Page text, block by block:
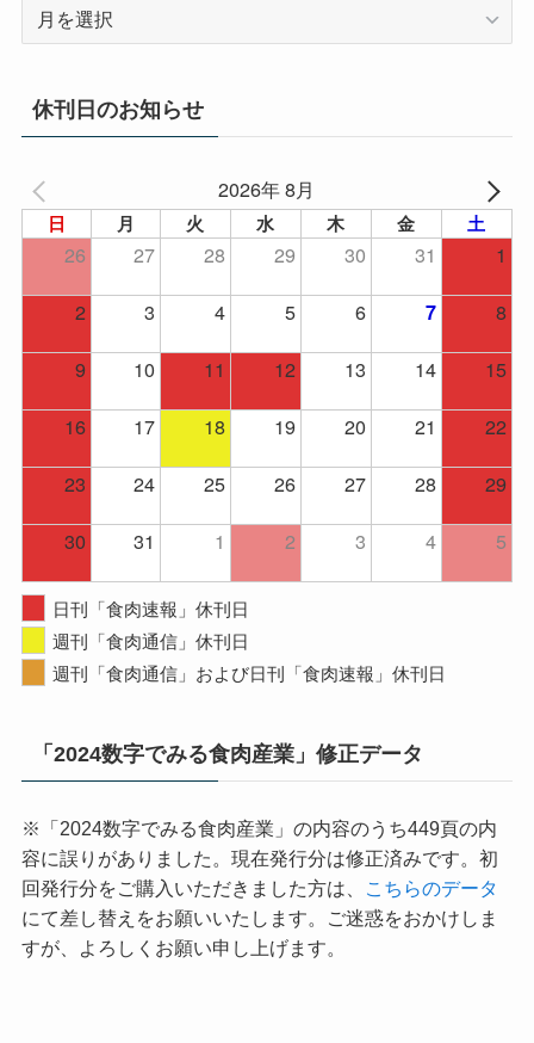
イ
ブ
休刊日のお知らせ
2026年 8月
日 月 火 水 木 金 土
26 27 28 29 30 31
1
2
3 4 5 6 7
8
9
10 11 12 13 14
15
16
17 18 19 20 21
22
23
24 25 26 27 28
29
30
31 1 2 3 4 5
日刊「食肉速報」休刊日
週刊「食肉通信」休刊日
週刊「食肉通信」および日刊「食肉速報」休刊日
「2024数字でみる食肉産業」修正データ
※「2024数字でみる食肉産業」の内容のうち449頁の内
容に誤りがありました。現在発行分は修正済みです。初
回発行分をご購入いただきました方は、
こちらのデータ
にて差し替えをお願いいたします。ご迷惑をおかけしま
すが、よろしくお願い申し上げます。